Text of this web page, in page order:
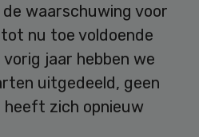
waarschuwing voor
nu toe voldoende
vorig jaar hebben we
uitgedeeld, geen
zich opnieuw